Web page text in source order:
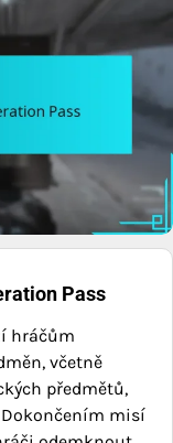
Pass
hráčům
včetně
předmětů,
misí